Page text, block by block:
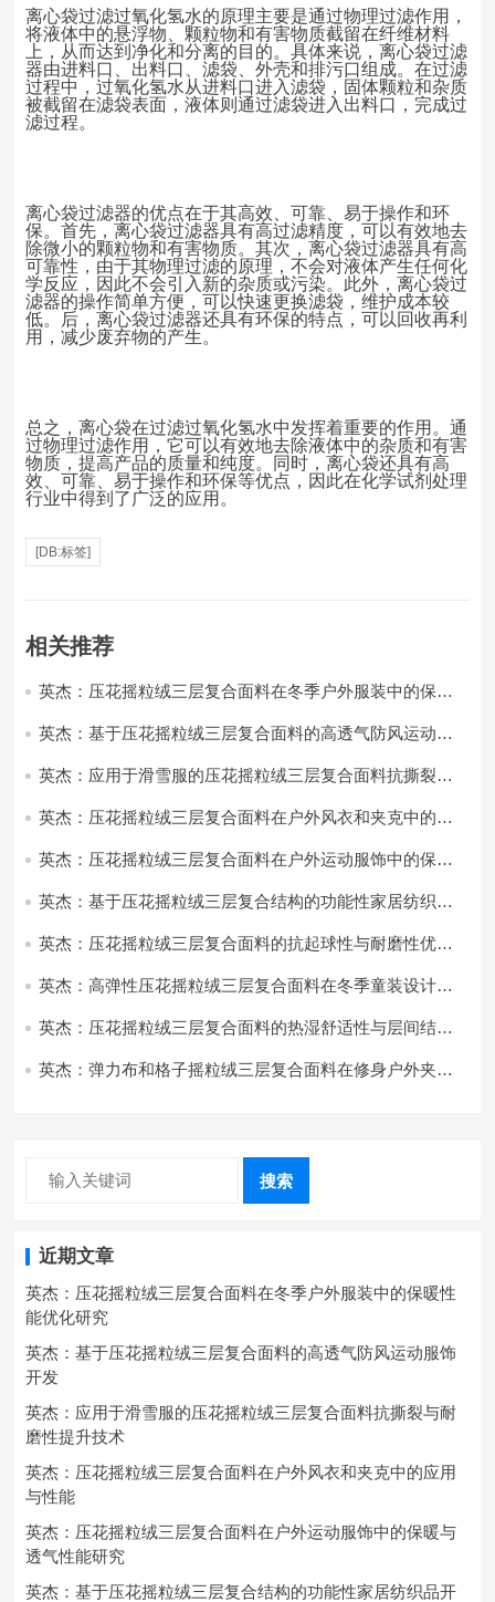
离心袋过滤过氧化氢水的原理主要是通过物理过滤作用，
将液体中的悬浮物、颗粒物和有害物质截留在纤维材料
上，从而达到净化和分离的目的。具体来说，离心袋过滤
器由进料口、出料口、滤袋、外壳和排污口组成。在过滤
过程中，过氧化氢水从进料口进入滤袋，固体颗粒和杂质
被截留在滤袋表面，液体则通过滤袋进入出料口，完成过
滤过程。
离心袋过滤器的优点在于其高效、可靠、易于操作和环
保。首先，离心袋过滤器具有高过滤精度，可以有效地去
除微小的颗粒物和有害物质。其次，离心袋过滤器具有高
可靠性，由于其物理过滤的原理，不会对液体产生任何化
学反应，因此不会引入新的杂质或污染。此外，离心袋过
滤器的操作简单方便，可以快速更换滤袋，维护成本较
低。后，离心袋过滤器还具有环保的特点，可以回收再利
用，减少废弃物的产生。
总之，离心袋在过滤过氧化氢水中发挥着重要的作用。通
过物理过滤作用，它可以有效地去除液体中的杂质和有害
物质，提高产品的质量和纯度。同时，离心袋还具有高
效、可靠、易于操作和环保等优点，因此在化学试剂处理
行业中得到了广泛的应用。
[DB:标签]
相关推荐
英杰：压花摇粒绒三层复合面料在冬季户外服装中的保暖
英杰：基于压花摇粒绒三层复合面料的高透气防风运动服
英杰：应用于滑雪服的压花摇粒绒三层复合面料抗撕裂与
英杰：压花摇粒绒三层复合面料在户外风衣和夹克中的应
英杰：压花摇粒绒三层复合面料在户外运动服饰中的保暖
英杰：基于压花摇粒绒三层复合结构的功能性家居纺织品
英杰：压花摇粒绒三层复合面料的抗起球性与耐磨性优化
英杰：高弹性压花摇粒绒三层复合面料在冬季童装设计中
英杰：压花摇粒绒三层复合面料的热湿舒适性与层间结合
英杰：弹力布和格子摇粒绒三层复合面料在修身户外夹克
搜索
近期文章
英杰：压花摇粒绒三层复合面料在冬季户外服装中的保暖性
能优化研究
英杰：基于压花摇粒绒三层复合面料的高透气防风运动服饰
开发
英杰：应用于滑雪服的压花摇粒绒三层复合面料抗撕裂与耐
磨性提升技术
英杰：压花摇粒绒三层复合面料在户外风衣和夹克中的应用
与性能
英杰：压花摇粒绒三层复合面料在户外运动服饰中的保暖与
透气性能研究
英杰：基于压花摇粒绒三层复合结构的功能性家居纺织品开